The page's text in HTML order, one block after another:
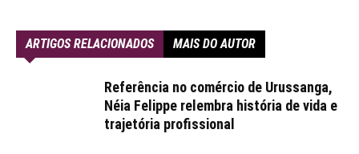
ARTIGOS RELACIONADOS MAIS DO AUTOR
Referência no comércio de Urussanga,
Néia Felippe relembra história de vida e
trajetória profissional